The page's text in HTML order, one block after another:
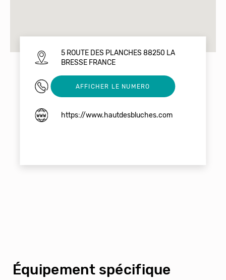
5 ROUTE DES PLANCHES 88250 LA
BRESSE FRANCE
03 29 25 64 80
AFFICHER LE NUMERO
https://www.hautdesbluches.com
Équipement spécifique